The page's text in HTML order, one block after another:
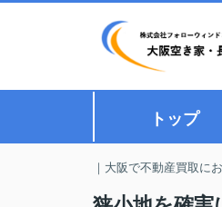
トップ
｜大阪で不動産買取に